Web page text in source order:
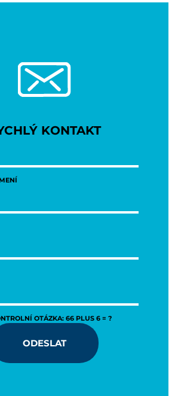
KONTAKT
OTÁZKA: 66 PLUS 6 = ?
ODESLAT